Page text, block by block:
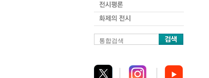
통합검색